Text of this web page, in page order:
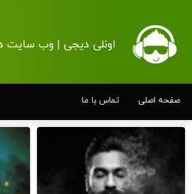
اونلی دیجی | وب سایت
صفحه اصلی تماس با ما